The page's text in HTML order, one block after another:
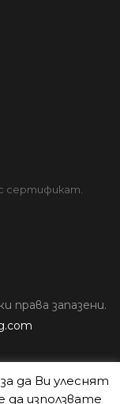
сертификат.
права запазени.
да Ви улеснят
използвате